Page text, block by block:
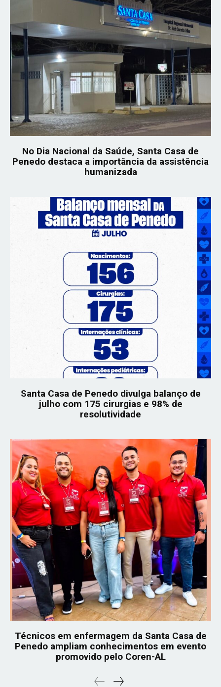
No Dia Nacional da Saúde, Santa Casa de
Penedo destaca a importância da assistência
humanizada
Santa Casa de Penedo divulga balanço de
julho com 175 cirurgias e 98% de
resolutividade
Técnicos em enfermagem da Santa Casa de
Penedo ampliam conhecimentos em evento
promovido pelo Coren-AL